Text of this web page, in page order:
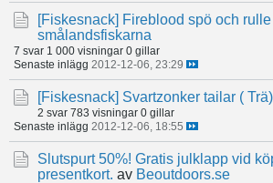
[Fiskesnack] Fireblood spö och
smålandsfiskarna
7 svar 1 000 visningar 0 gillar
Senaste inlägg 2012-12-06, 23:29
[Fiskesnack] Svartzonker tailar ( Trä)
2 svar 783 visningar 0 gillar
Senaste inlägg 2012-12-06, 18:55
Slutspurt 50%! Gratis julklapp vid
presentkort. av Beoutdoors.se